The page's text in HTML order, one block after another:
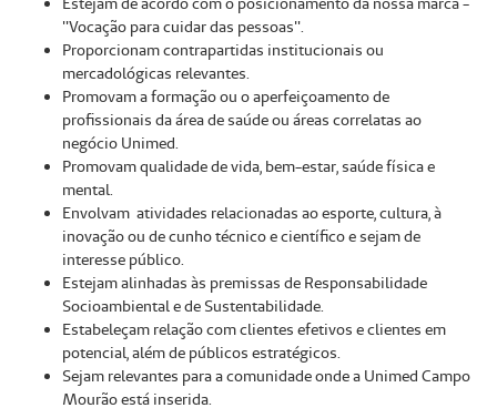
"Vocação para cuidar das pessoas".
Proporcionam contrapartidas institucionais ou
mercadológicas relevantes.
Promovam a formação ou o aperfeiçoamento de
profissionais da área de saúde ou áreas correlatas ao
negócio Unimed.
Promovam qualidade de vida, bem-estar, saúde física e
mental.
Envolvam atividades relacionadas ao esporte, cultura, à
inovação ou de cunho técnico e científico e sejam de
interesse público.
Estejam alinhadas às premissas de Responsabilidade
Socioambiental e de Sustentabilidade.
Estabeleçam relação com clientes efetivos e clientes em
potencial, além de públicos estratégicos.
Sejam relevantes para a comunidade onde a Unimed Campo
Mourão está inserida.